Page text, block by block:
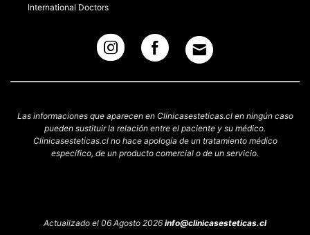
International Doctors
Las informaciones que aparecen en Clinicasesteticas.cl en ningún caso
pueden sustituir la relación entre el paciente y su médico.
Clinicasesteticas.cl no hace apología de un tratamiento médico
específico, de un producto comercial o de un servicio.
Actualizado el 06 Agosto 2026 info@clinicasesteticas.cl